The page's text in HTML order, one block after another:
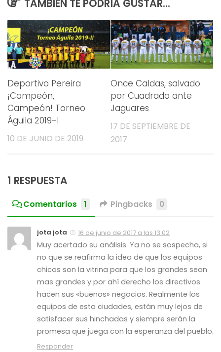
TAMBIÉN TE PODRÍA GUSTAR...
Deportivo Pereira
¡Campeón,
Campeón! Torneo
Águila 2019-I
10 DE JUNIO DE 2019
Once Caldas, salvado
por Cuadrado ante
Jaguares
17 DE SEPTIEMBRE DE
2017
1 RESPUESTA
Comentarios 1 Pingbacks 0
jota jota 16 de junio de 2017 a las 13:02
Muy acertado su análisis. Ya no se sospecha, si
no que se reafirma la idea de que los equipos
chicos son la vitrina para que los grandes sean
mas grandes y por ahí derecho los directivos
hacen sus «buenos» negocios. Realmente los
equipos de esta ciudades, están muy lejos de
satisfacer sus hinchadas y siempre serán la
promesa que juega con la esperanza del pueblo.
Responder